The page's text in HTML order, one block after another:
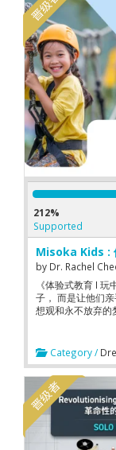
212%
Supported
Misoka Kids :
by Dr. Rachel
《体验式教育 I
子， 而是让他们
想观和永不放弃的
Category /